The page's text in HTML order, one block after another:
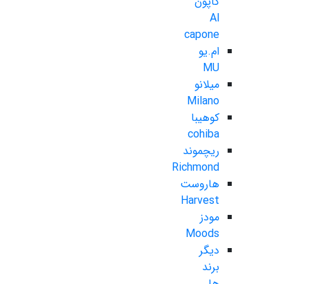
Al
capone
ام.یو
MU
میلانو
Milano
کوهیبا
cohiba
ریچموند
Richmond
هاروست
Harvest
مودز
Moods
دیگر
برند